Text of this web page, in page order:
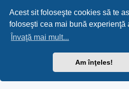
Acest sit foloseşte cookies să te
foloseşti cea mai bună experienţă
Învaţă mai mult...
Am înţeles!